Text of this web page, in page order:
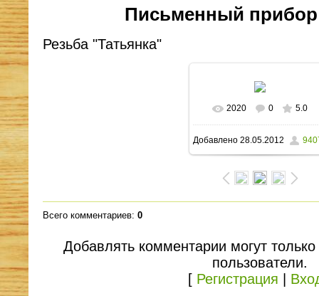
Письменный
Резьба "Татьянка"
В реальном размере
1339x959/ 272.4Kb
2020 0 5.0
Добавлено28.05.2012
Всего комментариев: 0
Добавлять комментарии могут
пользователи.
[ Регистрация